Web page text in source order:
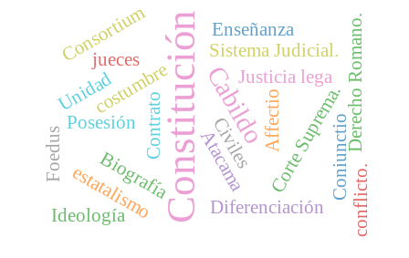
ConstituciónCabildo
jueces
costumbre Justicia lega Derecho Romano.
Atacama
Posesión Corte Suprema.
Biografía
estatalismo
Sistema Judicial.
Diferenciación
Unidad Contrato
Foedus
Affectio
Consortium
Coniunctio
Civiles
Enseñanza
Ideología conflicto.